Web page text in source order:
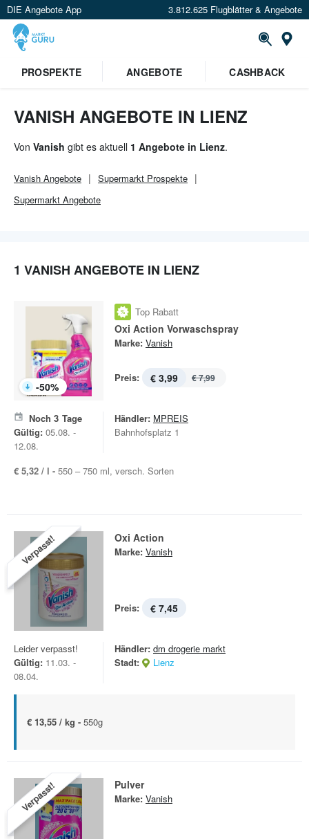
DIE Angebote App 3.812.625 Flugblätter & Angebote
PROSPEKTE ANGEBOTE CASHBACK
VANISH ANGEBOTE IN LIENZ
Von Vanish gibt es aktuell 1 Angebote in Lienz.
Vanish Angebote Supermarkt Prospekte
Supermarkt Angebote
1 VANISH ANGEBOTE IN LIENZ
-50%
Top Rabatt
Oxi Action Vorwaschspray
Marke: Vanish
Preis: € 3,99 € 7,99
Noch 3 Tage
Gültig: 05.08. -
12.08.
Händler: MPREIS
Bahnhofsplatz 1
€ 5,32 / l - 550 – 750 ml, versch. Sorten
Verpasst! Oxi Action
Marke: Vanish
Preis: € 7,45
Leider verpasst!
Gültig: 11.03. -
08.04.
Händler: dm drogerie markt
Stadt:
Lienz
€ 13,55 / kg - 550g
Verpasst! Pulver
Marke: Vanish